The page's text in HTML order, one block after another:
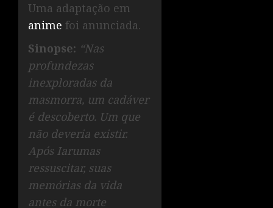
Uma adaptação em
anime foi anunciada.
Sinopse: “Nas
profundezas
inexploradas da
masmorra, um cadáver
é descoberto. Um que
não deveria existir.
Após Iarumas
ressuscitar, suas
memórias da vida
antes da morte